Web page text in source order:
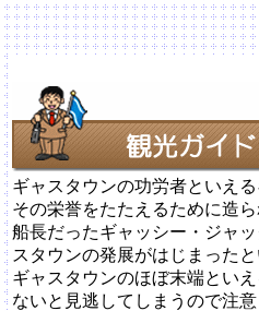
ギャスタウンの功労者といえ
その栄誉をたたえるために造
船長だったギャッシー・ジャ
スタウンの発展がはじまったと
ギャスタウンのほぼ末端とい
ないと見逃してしまうので注意